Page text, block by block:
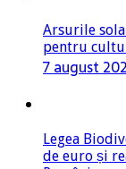
Arsurile
pentru
7 august
Legea
de euro și